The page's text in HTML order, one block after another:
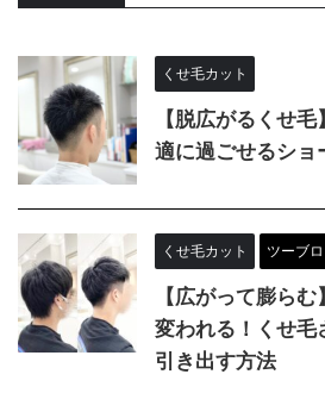
くせ毛カット
【脱広がるくせ
適に過ごせるショ
くせ毛カット ツーブ
【広がって膨ら
変われる！くせ毛
引き出す方法